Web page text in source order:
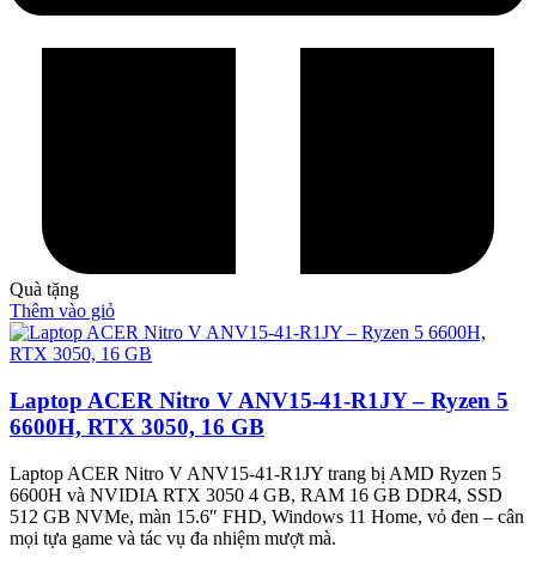
Quà tặng
Thêm vào giỏ
Laptop ACER Nitro V ANV15-41-R1JY – Ryzen 5
6600H, RTX 3050, 16 GB
Laptop ACER Nitro V ANV15-41-R1JY trang bị AMD Ryzen 5
6600H và NVIDIA RTX 3050 4 GB, RAM 16 GB DDR4, SSD
512 GB NVMe, màn 15.6″ FHD, Windows 11 Home, vỏ đen – cân
mọi tựa game và tác vụ đa nhiệm mượt mà.